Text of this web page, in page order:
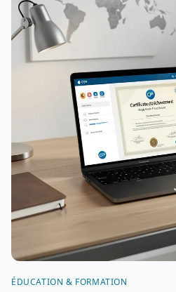
ÉDUCATION & FORMATION